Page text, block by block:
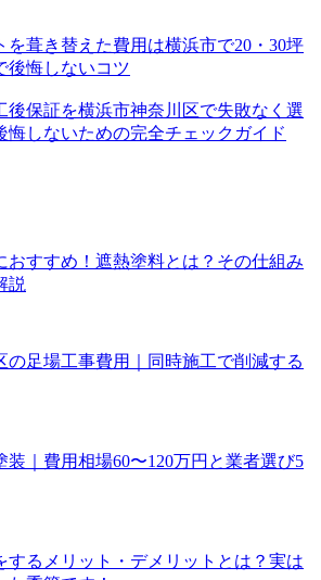
を葺き替えた費用は横浜市で20・30坪
後悔しないコツ
後保証を横浜市神奈川区で失敗なく選
悔しないための完全チェックガイド
おすすめ！遮熱塗料とは？その仕組み
説
の足場工事費用｜同時施工で削減する
装｜費用相場60〜120万円と業者選び5
するメリット・デメリットとは？実は